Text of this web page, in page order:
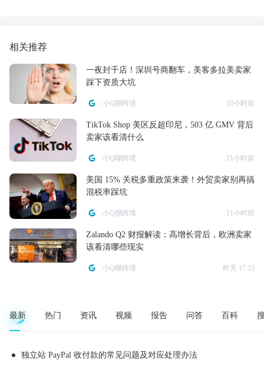
相关推荐
一夜封千店！深圳号商翻车，美客多拉美卖家
踩下资质大坑
小Q聊跨境 10小时前
TikTok Shop 美区反超印尼，503 亿 GMV 背后
卖家该看清什么
小Q聊跨境 11小时前
美国 15% 关税多重政策来袭！外贸卖家别再搞
混税率踩坑
小Q聊跨境 11小时前
Zalando Q2 财报解读：高增长背后，欧洲卖家
该看清哪些现实
小Q聊跨境 昨天 17:23
最新 热门 资讯 视频 报告 问答 百科
独立站 PayPal 收付款的常见问题及对应处理办法